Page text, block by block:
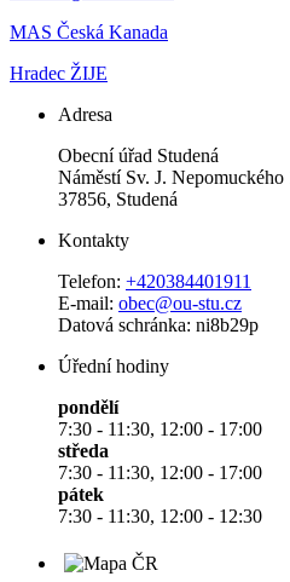
MAS Česká Kanada
Hradec ŽIJE
Adresa
Obecní úřad Studená
Náměstí Sv. J. Nepomuckého
37856, Studená
Kontakty
Telefon: +420384401911
E-mail: obec@ou-stu.cz
Datová schránka: ni8b29p
Úřední hodiny
pondělí
7:30 - 11:30, 12:00 - 17:00
středa
7:30 - 11:30, 12:00 - 17:00
pátek
7:30 - 11:30, 12:00 - 12:30